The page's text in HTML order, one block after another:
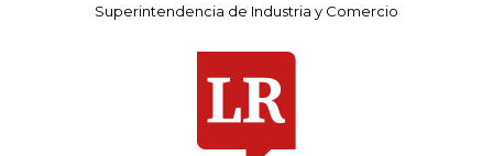
Superintendencia de Industria y Comercio